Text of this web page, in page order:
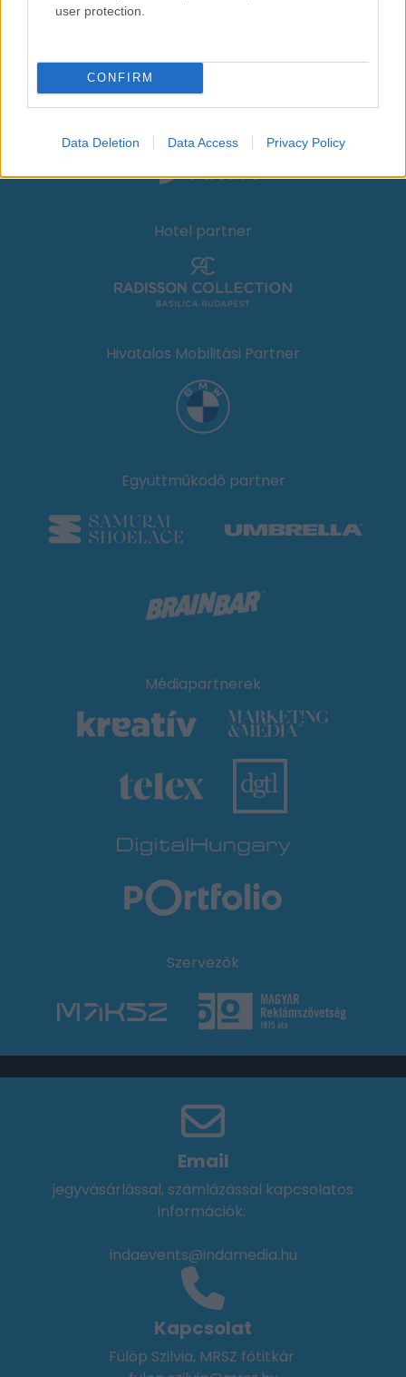
user protection.
CONFIRM
Data Deletion Data Access Privacy Policy
Kiemelt médiatámogató
Hotel partner
Hivatalos Mobilitási Partner
Együttműködő partner
Médiapartnerek
Szervezők
Email
jegyvásárlással, számlázással kapcsolatos
információk:
indaevents@indamedia.hu
Kapcsolat
Fülöp Szilvia, MRSZ főtitkár